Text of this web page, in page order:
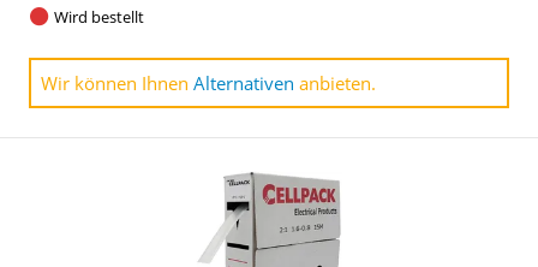
Wird bestellt
Wir können Ihnen Alternativen anbieten.